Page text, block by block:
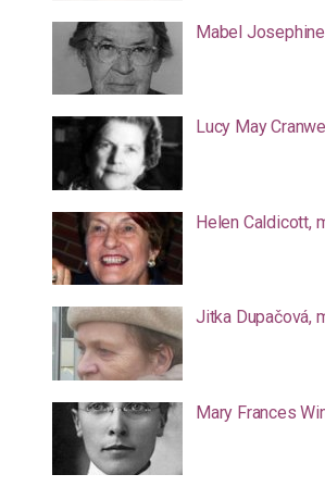
Mabel
Lucy May
Helen Caldicott,
Jitka Dupačová,
Mary Frances